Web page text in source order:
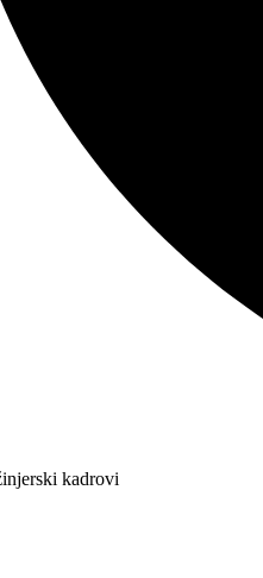
kadrovi